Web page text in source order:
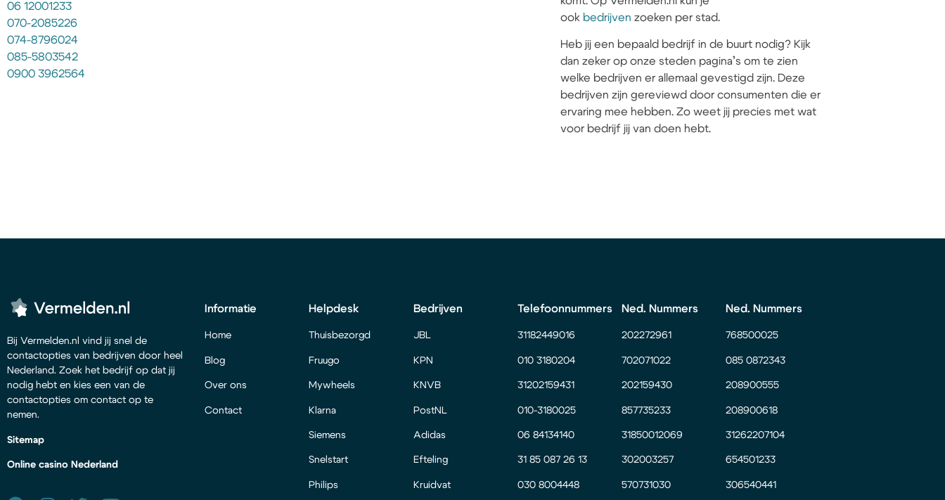
06 12001233
070-2085226
074-8796024
085-5803542
0900 3962564
ook bedrijven zoeken per stad.
Heb jij een bepaald bedrijf in de buurt nodig? Kijk
dan zeker op onze steden pagina’s om te zien
welke bedrijven er allemaal gevestigd zijn. Deze
bedrijven zijn gereviewd door consumenten die er
ervaring mee hebben. Zo weet jij precies met wat
voor bedrijf jij van doen hebt.
Bij Vermelden.nl vind jij snel de
contactopties van bedrijven door heel
Nederland. Zoek het bedrijf op dat jij
nodig hebt en kies een van de
contactopties om contact op te
nemen.
Sitemap
Online casino Nederland
Informatie
Home
Blog
Over ons
Contact
Helpdesk
Thuisbezorgd
Fruugo
Mywheels
Klarna
Siemens
Snelstart
Philips
Bedrijven
JBL
KPN
KNVB
PostNL
Adidas
Efteling
Kruidvat
Telefoonnummers
31182449016
010 3180204
31202159431
010-3180025
06 84134140
31 85 087 26 13
030 8004448
Ned. Nummers
202272961
702071022
202159430
857735233
31850012069
302003257
570731030
Ned. Nummers
768500025
085 0872343
208900555
208900618
31262207104
654501233
306540441